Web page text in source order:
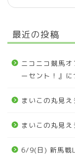
最近の投稿
ニコニコ競馬
ーセント！』に
まいこの丸見
まいこの丸見
6/9(日) 新馬戦